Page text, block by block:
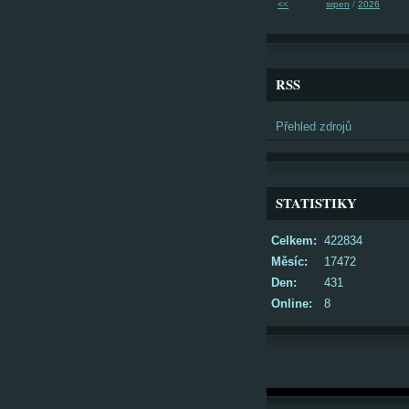
<< srpen / 2026
RSS
Přehled zdrojů
STATISTIKY
Online: 8
Celkem: 422834
Měsíc:
17472
Den:
431